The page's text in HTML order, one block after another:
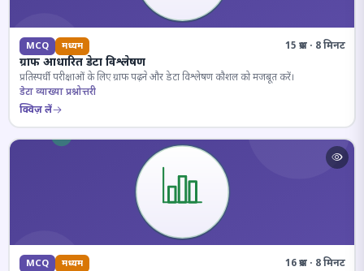
MCQ मध्यम 15 प्रश्न · 8 मिनट
ग्राफ आधारित डेटा विश्लेषण
प्रतिस्पर्धी परीक्षाओं के लिए ग्राफ पढ़ने और डेटा विश्लेषण कौशल को मजबूत करें।
डेटा व्याख्या प्रश्नोत्तरी
क्विज़ लें
MCQ मध्यम 16 प्रश्न · 8 मिनट